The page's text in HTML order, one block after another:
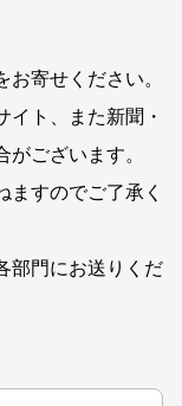
寄せください。
イト、また新聞・
ございます。
すのでご了承く
部門にお送りくだ